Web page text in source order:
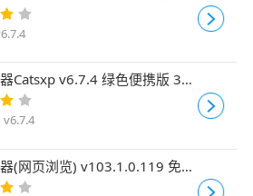
Catsxp v6.7.4 绿色便携版 32
v6.7.4
(网页浏览) v103.1.0.119 免费